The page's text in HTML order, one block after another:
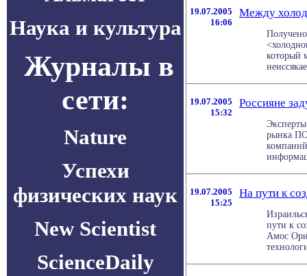
Наука и культура
Журналы в
сети:
Nature
Успехи
физических наук
New Scientist
ScienceDaily
19.07.2005
16:06
Между
который
19.07.2005
15:32
Россияне
рынка ПО
19.07.2005
15:25
На пути к
пути к
Амос